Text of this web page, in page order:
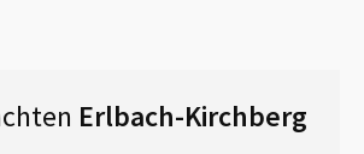
Erlbach-Kirchberg